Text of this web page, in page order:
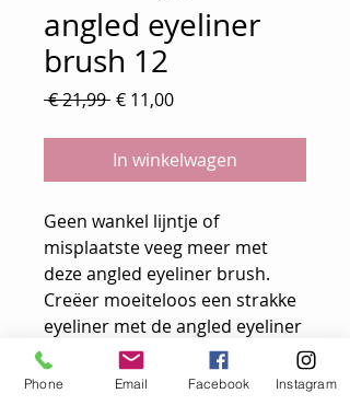
angled eyeliner
brush 12
€ 21,99 Normale
€ 11,00Verkoopprijs
In winkelwagen
Geen wankel lijntje of
misplaatste veeg meer met
deze angled eyeliner brush.
Creëer moeiteloos een strakke
eyeliner met de angled eyeliner
brush. De schuine vorm en fijne
haren passen perfect langs de
Phone Email Facebook Instagram